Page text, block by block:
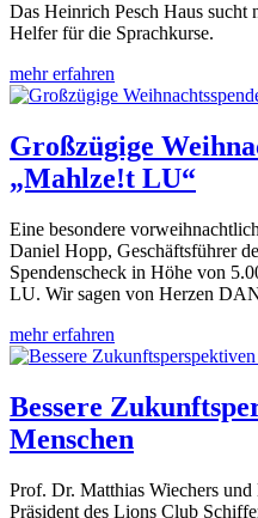
Das Heinrich Pesch Haus sucht
Helfer für die Sprachkurse.
mehr erfahren
Großzügige
„Mahlze!t LU“
Eine besondere
Daniel Hopp, Geschäftsführer
Spendenscheck in Höhe von
LU. Wir sagen von Herzen
mehr erfahren
Bessere
Menschen
Prof. Dr. Matthias Wiechers
Präsident des Lions Club